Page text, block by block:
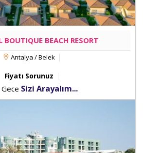
BOUTIQUE BEACH RESORT
Antalya / Belek
Fiyatı Sorunuz
Gece Sizi Arayalım...